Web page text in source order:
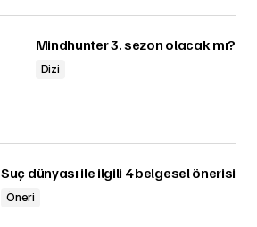
Mindhunter 3. sezon olacak mı?
Dizi
Suç dünyası ile ilgili 4 belgesel önerisi
Öneri